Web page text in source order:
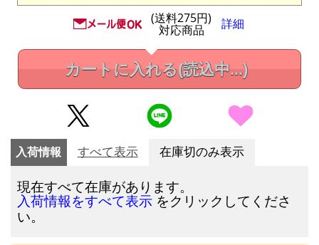
(送料275円)
対応商品 詳細
カートに入れる(読込中...)
入荷情報 すべて表示 在庫切のみ表示
現在すべて在庫があります。
入荷情報をすべて表示 をクリックしてくださ
い。